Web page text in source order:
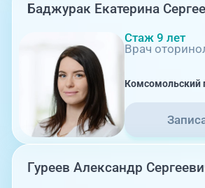
ул. 250-летия Челябинска, 73
08:00-21:00
Баджурак Екатерина
Стаж 9 лет
Врач
Комсомольский
Гуреев Александр